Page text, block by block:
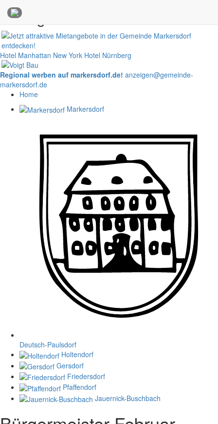
Anzeigen
Hotel Manhattan New York Hotel Nürnberg
Regional werben auf markersdorf.de! anzeigen@gemeinde-
markersdorf.de
Home
Markersdorf
Deutsch-Paulsdorf
Holtendorf
Gersdorf
Friedersdorf
Pfaffendorf
Jauernick-Buschbach